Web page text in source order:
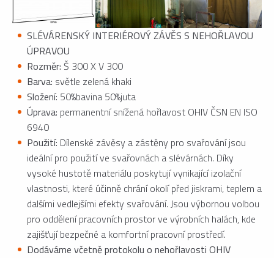
SLÉVÁRENSKÝ INTERIÉROVÝ ZÁVĚS S NEHOŘLAVOU
ÚPRAVOU
Rozměr: Š 300 X V 300
Barva: světle zelená khaki
Složení: 50%bavina 50%juta
Úprava: permanentní snížená hořlavost OHIV ČSN EN ISO
6940
Použití: Dílenské závěsy a zástěny pro svařování jsou
ideální pro použití ve svařovnách a slévárnách. Díky
vysoké hustotě materiálu poskytují vynikající izolační
vlastnosti, které účinně chrání okolí před jiskrami, teplem a
dalšími vedlejšími efekty svařování. Jsou výbornou volbou
pro oddělení pracovních prostor ve výrobních halách, kde
zajišťují bezpečné a komfortní pracovní prostředí.
Dodáváme včetně protokolu o nehořlavosti OHIV